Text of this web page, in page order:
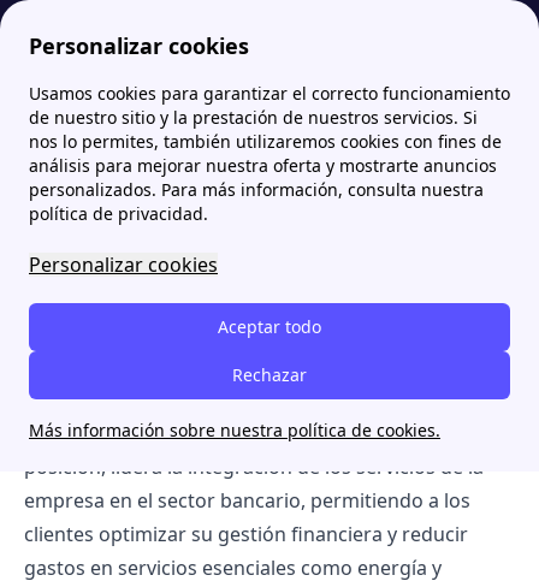
Personalizar cookies
Usamos cookies para garantizar el correcto funcionamiento
de nuestro sitio y la prestación de nuestros servicios. Si
nos lo permites, también utilizaremos cookies con fines de
análisis para mejorar nuestra oferta y mostrarte anuncios
personalizados. Para más información, consulta nuestra
política de privacidad.
Personalizar cookies
Aceptar todo
Rechazar
Más información sobre nuestra política de cookies.
Papernest.es El Equipo detrás del contenido de papernest Miguel-Gomez Llano | Experto en Economía Domestica y Ahorro
Miguel-Gomez Llano |
Experto en Economía
Domestica y Ahorro
El arquitecto de soluciones financieras eficientes
Miguel Gómez-Llano García, experto en Economía
Doméstica y Ahorro, ocupa el cargo deHead of
Banking & Fintech Spainen papernest. Desde esta
posición, lidera la integración de los servicios de la
empresa en el sector bancario, permitiendo a los
clientes optimizar su gestión financiera y reducir
gastos en servicios esenciales como energía y